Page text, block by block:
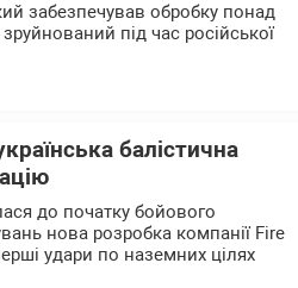
забезпечував обробку понад
під час російської
балістична
до початку бойового
нова розробка компанії Fire
удари по наземних цілях